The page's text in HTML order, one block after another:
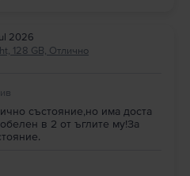
2026
128 GB, Отлично
състояние,но има доста
в 2 от ъглите му!За